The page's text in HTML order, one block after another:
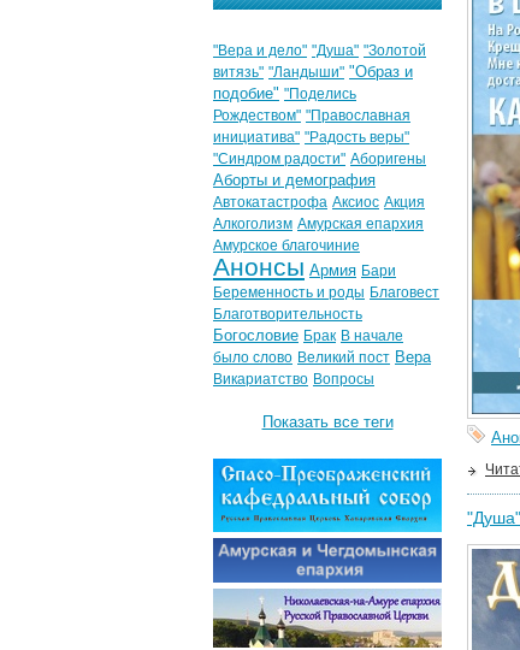
"Вера и дело" "Душа" "Золотой
витязь" "Ландыши" "Образ и
подобие" "Поделись
Рождеством" "Православная
инициатива" "Радость веры"
"Синдром радости" Аборигены
Аборты и демография
Автокатастрофа Аксиос Акция
Алкоголизм Амурская епархия
Амурское благочиние
Анонсы Армия Бари
Беременность и роды Благовест
Благотворительность
Богословие Брак В начале
было слово Великий пост Вера
Викариатство Вопросы
Показать все теги